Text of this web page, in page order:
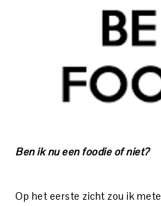
Ben ik nu een foodie of niet?
Op het eerste zicht zou ik